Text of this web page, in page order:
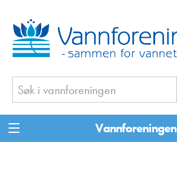
Vannforeningen